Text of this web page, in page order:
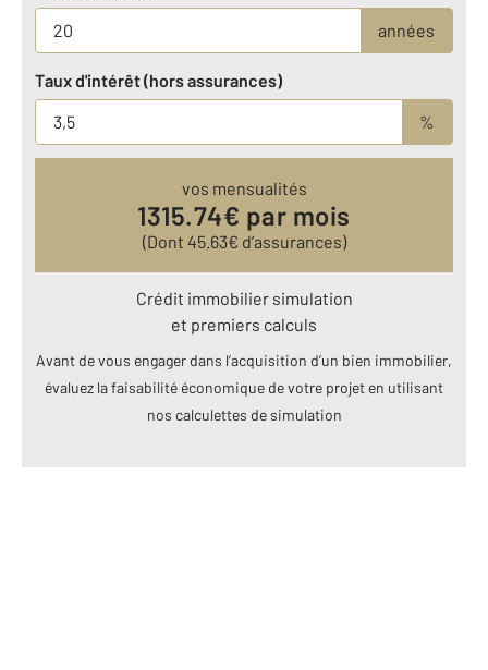
années
Taux d'intérêt (hors assurances)
%
vos mensualités
1315.74€ par mois
(Dont 45.63€ d’assurances)
Crédit immobilier simulation
et premiers calculs
Avant de vous engager dans l’acquisition d’un bien immobilier,
évaluez la faisabilité économique de votre projet en utilisant
nos calculettes de simulation